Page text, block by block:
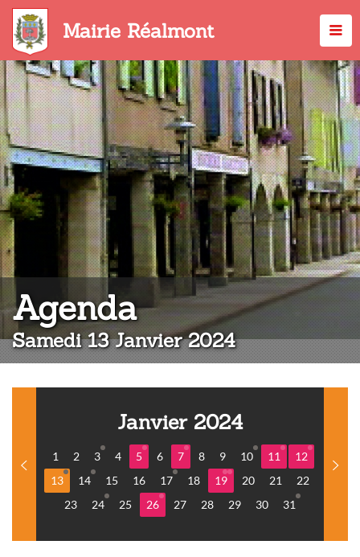
Aller
contenu
principal
Mairie Réalmont
Agenda:
Samedi 13 Janvier 2024
Janvier 2024
1 2 3 4 5 6 7 8 9 10 11
12
13
14 15 16 17 18 19 20 21
22
23
24 25 26 27 28 29 30 31